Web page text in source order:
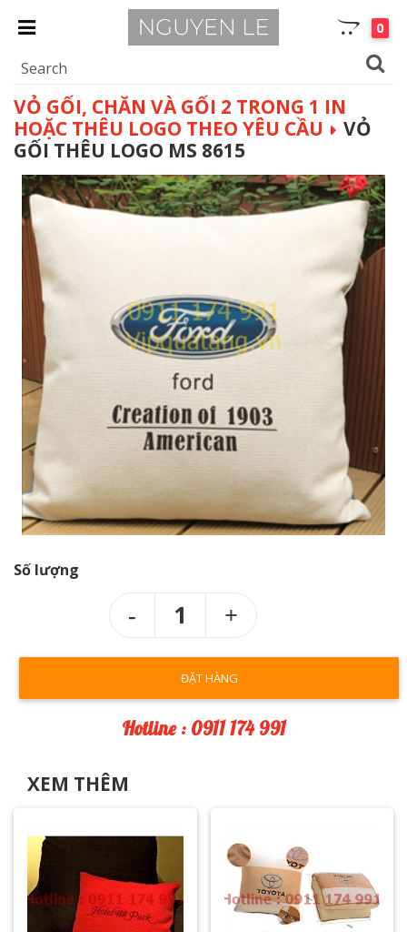
0
VỎ GỐI, CHĂN VÀ GỐI 2 TRONG 1 IN
HOẶC THÊU LOGO THEO YÊU CẦU
VỎ
GỐI THÊU LOGO MS 8615
Số lượng
1
ĐẶT HÀNG
Hotline : 0911 174 991
XEM THÊM